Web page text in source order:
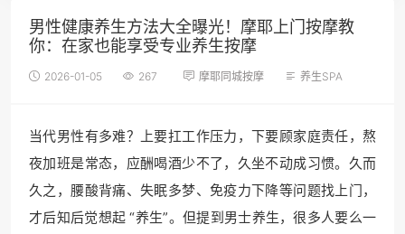
男性健康养生方法大全曝光！摩耶上门按摩教
你：在家也能享受专业养生按摩
2026-01-05 267 摩耶同城按摩 养生SPA
当代男性有多难？上要扛工作压力，下要顾家庭责任，熬
夜加班是常态，应酬喝酒少不了，久坐不动成习惯。久而
久之，腰酸背痛、失眠多梦、免疫力下降等问题找上门，
才后知后觉想起 “养生”。但提到男士养生，很多人要么一